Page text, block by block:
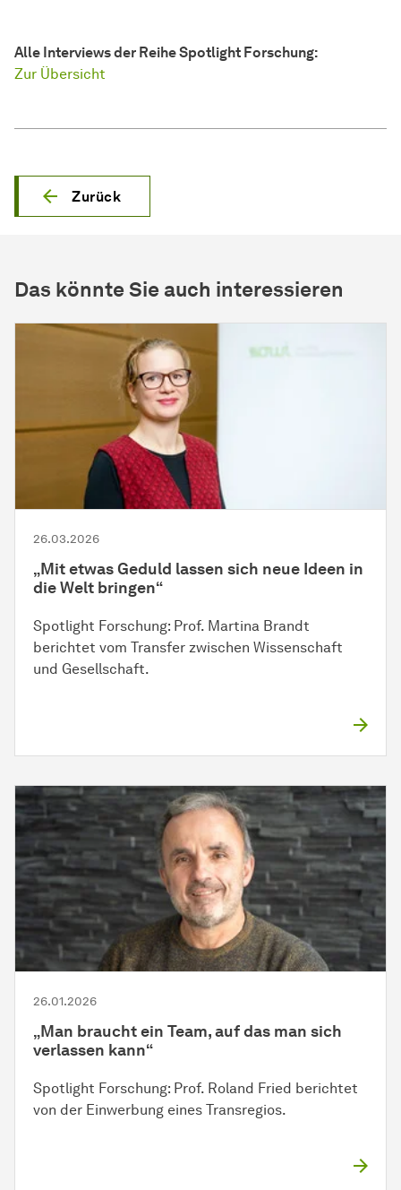
Alle Interviews der Reihe Spotlight Forschung:
Zur Übersicht
Zurück
Das könnte Sie auch interessieren
26.03.2026
„Mit etwas Geduld lassen sich neue Ideen in
die Welt bringen“
Spotlight Forschung: Prof. Martina Brandt
berichtet vom Transfer zwischen Wissenschaft
und Gesellschaft.
26.01.2026
„Man braucht ein Team, auf das man sich
verlassen kann“
Spotlight Forschung: Prof. Roland Fried berichtet
von der Einwerbung eines Transregios.